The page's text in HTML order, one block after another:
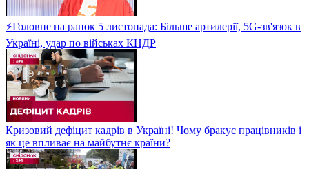
⚡Головне на ранок 5 листопада: Більше артилерії, 5G-зв'язок в
Україні, удар по військах КНДР
Кризовий дефіцит кадрів в Україні! Чому бракує працівників і
як це впливає на майбутнє країни?